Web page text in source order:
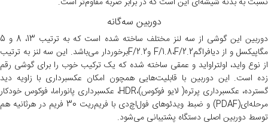
دوربین سه‌گانه
دوربین این گوشی از سه لنز مختلف ساخته شده است که به ترتیب 13، 8 و 5
مگاپیکسل و از دیافراگمF/1.8،F/2.2 وF/2.2برخوردار می‌باشد. این سه لنز به ترتیب
از نوع واید، اولتراواید و عمقی ساخته شده که یک ترکیب خوب را برای گوشی رقم
زده است. این دوربین با قابلیت‌هایی همچون امکان عکسبرداری با زاویه دید
گسترده، عکسبرداری پرتره( لایو فوکوس)،HDR، عکسبرداری پانوراما، فوکوس خودکار
مرحله‌ای(PDAF) و ضبط ویدئوهای فول‌اچ‌دی با فریم‌ریت 30 فریم در هرثانیه هم
توسط دوربین اصلی دستگاه پشتیبانی می‌شود.